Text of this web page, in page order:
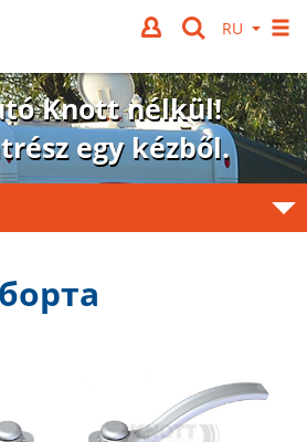
Knott nélkül!
egy kézből.